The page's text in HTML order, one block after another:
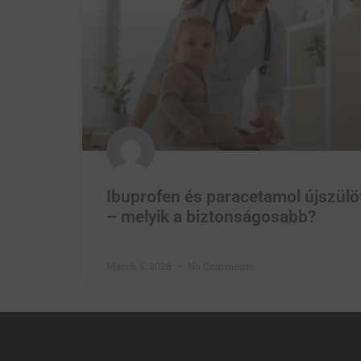
Ibuprofen és paracetamol
– melyik a biztonságosabb?